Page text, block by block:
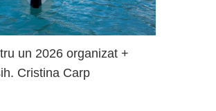
un 2026 organizat +
Cristina Carp